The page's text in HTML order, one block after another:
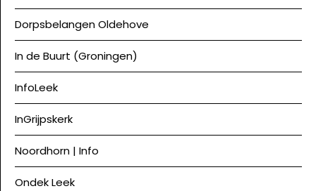
Dorpsbelangen Oldehove
In de Buurt (Groningen)
InfoLeek
InGrijpskerk
Noordhorn | Info
Ondek Leek